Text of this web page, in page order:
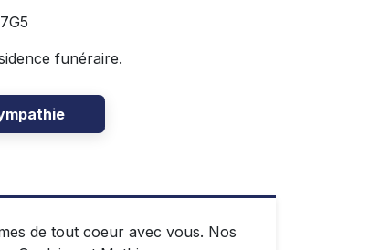
funéraire.
de tout coeur avec vous. Nos